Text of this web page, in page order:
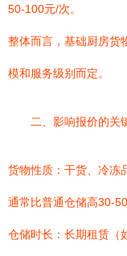
50-100元/次。
整体而言，基础厨房货
模和服务级别而定。
二、影响报价的关
货物性质：干货、冷冻
通常比普通仓储高30-
仓储时长：长期租赁（